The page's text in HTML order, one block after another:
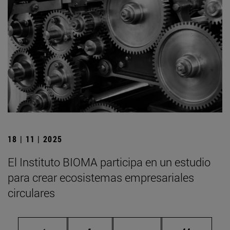
18 | 11 | 2025
El Instituto BIOMA participa en un estudio
para crear ecosistemas empresariales
circulares